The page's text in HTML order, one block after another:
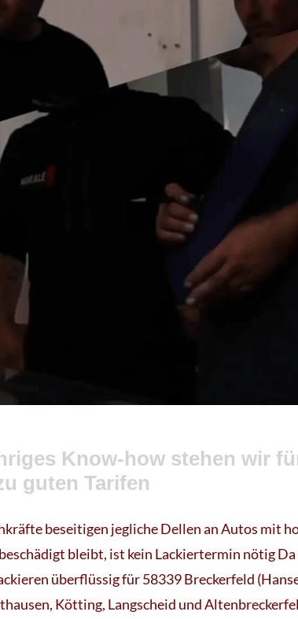
Know-how stehen wir
guten Tarifen
beseitigen jegliche Dellen an Autos mit
bleibt, ist kein Lackiertermin nötig
überflüssig für 58339 Breckerfeld
Kötting, Langscheid und